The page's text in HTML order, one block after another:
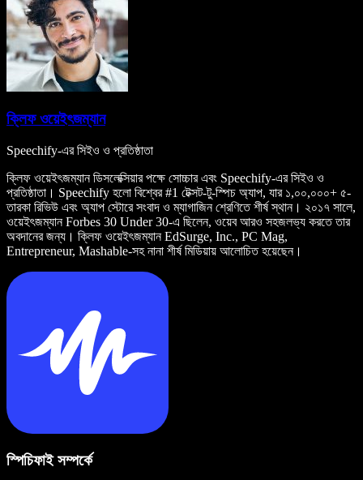
ক্লিফ ওয়েইৎজম্যান
Speechify-এর সিইও ও প্রতিষ্ঠাতা
ক্লিফ ওয়েইৎজম্যান ডিসলেক্সিয়ার পক্ষে সোচ্চার এবং Speechify-এর সিইও ও
প্রতিষ্ঠাতা। Speechify হলো বিশ্বের #1 টেক্সট-টু-স্পিচ অ্যাপ, যার ১,০০,০০০+ ৫-
তারকা রিভিউ এবং অ্যাপ স্টোরে সংবাদ ও ম্যাগাজিন শ্রেণিতে শীর্ষ স্থান। ২০১৭ সালে,
ওয়েইৎজম্যান Forbes 30 Under 30-এ ছিলেন, ওয়েব আরও সহজলভ্য করতে তার
অবদানের জন্য। ক্লিফ ওয়েইৎজম্যান EdSurge, Inc., PC Mag,
Entrepreneur, Mashable-সহ নানা শীর্ষ মিডিয়ায় আলোচিত হয়েছেন।
স্পিচিফাই সম্পর্কে